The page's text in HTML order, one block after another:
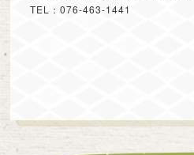
TEL：076-463-1441